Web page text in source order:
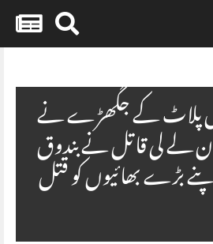
پلاٹ کے جگھڑے نے
لے لی قاتل نے بندوق
بڑے بھائیوں کو قتل